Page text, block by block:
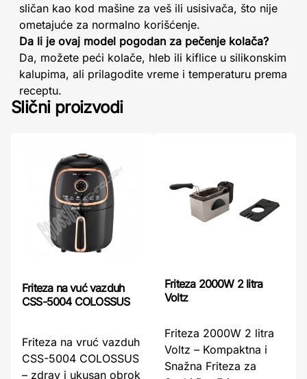
sličan kao kod mašine za veš ili usisivača, što nije
ometajuće za normalno korišćenje.
Da li je ovaj model pogodan za pečenje kolača?
Da, možete peći kolače, hleb ili kiflice u silikonskim
kalupima, ali prilagodite vreme i temperaturu prema
receptu.
Slični proizvodi
Friteza na vuć vazduh
CSS-5004 COLOSSUS
Friteza na vruć vazduh
CSS-5004 COLOSSUS
– zdrav i ukusan obrok
Friteza 2000W 2 litra
Voltz
Friteza 2000W 2 litra
Voltz – Kompaktna i
Snažna Friteza za